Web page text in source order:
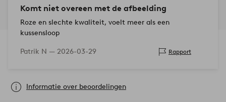
Komt niet overeen met de afbeelding
Roze en slechte kwaliteit, voelt meer als een
kussensloop
Patrik N — 2026-03-29 Rapport
Informatie over beoordelingen